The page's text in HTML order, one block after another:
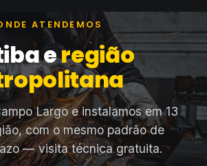
ATENDEMOS
eregião
Largo e instalamos em 13
com o mesmo padrão de
— visita técnica gratuita.